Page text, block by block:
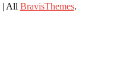
| All BravisThemes.